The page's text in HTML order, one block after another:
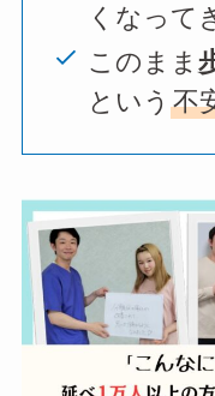
くなって
このまま
という 不